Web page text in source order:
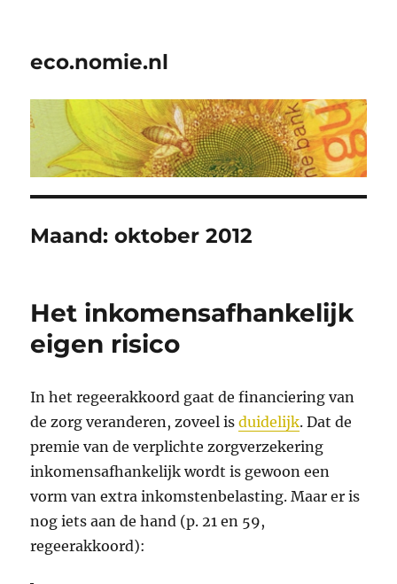
eco.nomie.nl
Maand:oktober 2012
Het inkomensafhankelijk
eigen risico
In het regeerakkoord gaat de financiering van
de zorg veranderen, zoveel isduidelijk. Dat de
premie van de verplichte zorgverzekering
inkomensafhankelijk wordt is gewoon een
vorm van extra inkomstenbelasting. Maar er is
nog iets aan de hand (p. 21 en 59,
regeerakkoord):